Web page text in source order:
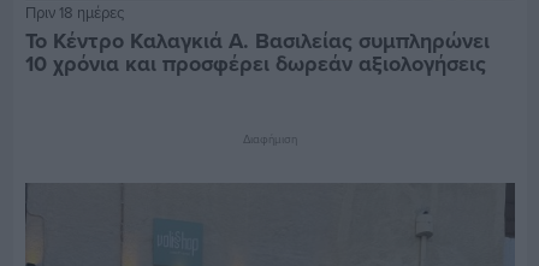
Πριν 18 ημέρες
Το Κέντρο Καλαγκιά Α. Βασιλείας συμπληρώνει
10 χρόνια και προσφέρει δωρεάν αξιολογήσεις
Διαφήμιση